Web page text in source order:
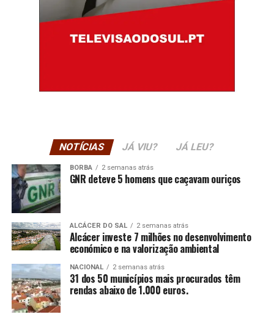
NOTÍCIAS JÁ VIU? JÁ LEU?
BORBA 2 semanas atrás
GNR deteve 5 homens que caçavam ouriços
ALCÁCER DO SAL 2 semanas atrás
Alcácer investe 7 milhões no desenvolvimento
económico e na valorização ambiental
NACIONAL 2 semanas atrás
31 dos 50 municípios mais procurados têm
rendas abaixo de 1.000 euros.